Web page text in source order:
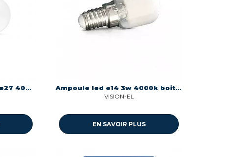
Ampoule led bulbe 13w e27 4000° Miidex 100607 Ampoule led e14 3w 4000k boite 1 ampoule Miidex 79450
VISION-EL
EN SAVOIR PLUS